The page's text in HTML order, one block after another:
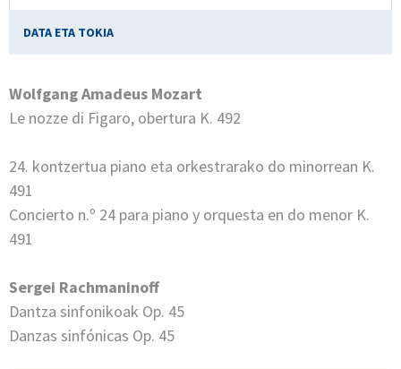
DATA ETA TOKIA
Wolfgang Amadeus Mozart
Le nozze di Figaro, obertura K. 492
24. kontzertua piano eta orkestrarako do minorrean K.
491
Concierto n.º 24 para piano y orquesta en do menor K.
491
Sergei Rachmaninoff
Dantza sinfonikoak Op. 45
Danzas sinfónicas Op. 45